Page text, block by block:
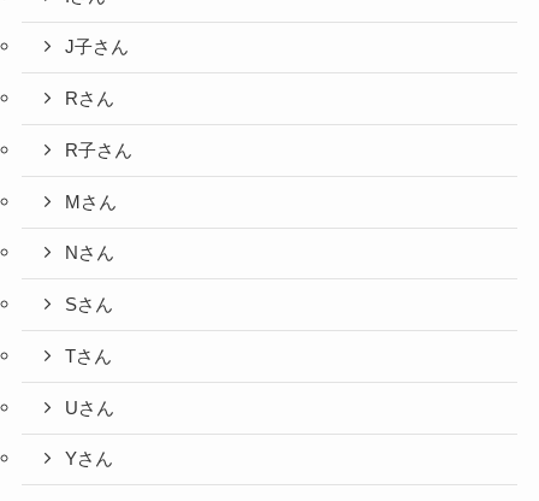
J子さん
Rさん
R子さん
Mさん
Nさん
Sさん
Tさん
Uさん
Yさん